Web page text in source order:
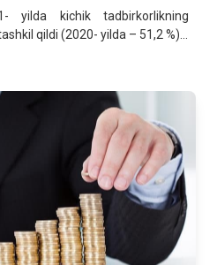
yilda kichik tadbirkorlikning
qildi (2020- yilda – 51,2 %)...